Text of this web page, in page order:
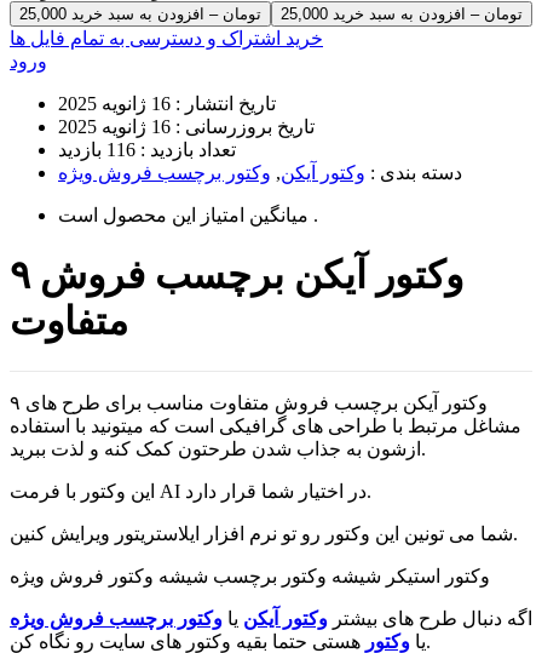
25,000 تومان – افزودن به سبد خرید
خرید اشتراک و دسترسی به تمام فایل ها
ورود
تاریخ انتشار : 16 ژانویه 2025
تاریخ بروزرسانی : 16 ژانویه 2025
تعداد بازدید : 116 بازدید
دسته بندی : وکتور آیکن, وکتور برچسب فروش ویژه
میانگین امتیاز این محصول است .
۹ وکتور آیکن برچسب فروش
متفاوت
۹ وکتور آیکن برچسب فروش متفاوت مناسب برای طرح های
مشاغل مرتبط با طراحی های گرافیکی است که میتونید با استفاده
ازشون به جذاب شدن طرحتون کمک کنه و لذت ببرید.
این وکتور با فرمت AI در اختیار شما قرار دارد.
شما می تونین این وکتور رو تو نرم افزار ایلاستریتور ویرایش کنین.
وکتور استیکر شیشه وکتور برچسب شیشه وکتور فروش ویژه
اگه دنبال طرح های بیشتر وکتور آیکن یا وکتور برچسب فروش ویژه
یا وکتور هستی حتما بقیه وکتور های سایت رو نگاه کن.